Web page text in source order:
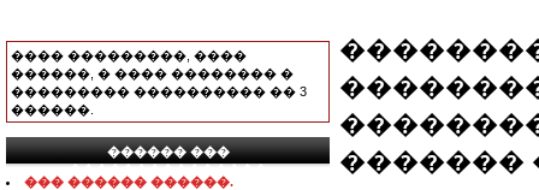
���� ���������, ����
������, � ���� �������� �
��������� ���������� �� 3
������.
������ ���
���������������
��� ������ ������.
�������